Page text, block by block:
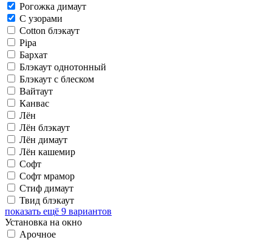
Рогожка димаут
С узорами
Cotton блэкаут
Pipa
Бархат
Блэкаут однотонный
Блэкаут с блеском
Вайтаут
Канвас
Лён
Лён блэкаут
Лён димаут
Лён кашемир
Софт
Софт мрамор
Стиф димаут
Твид блэкаут
показать ещё 9 вариантов
Установка на окно
Арочное